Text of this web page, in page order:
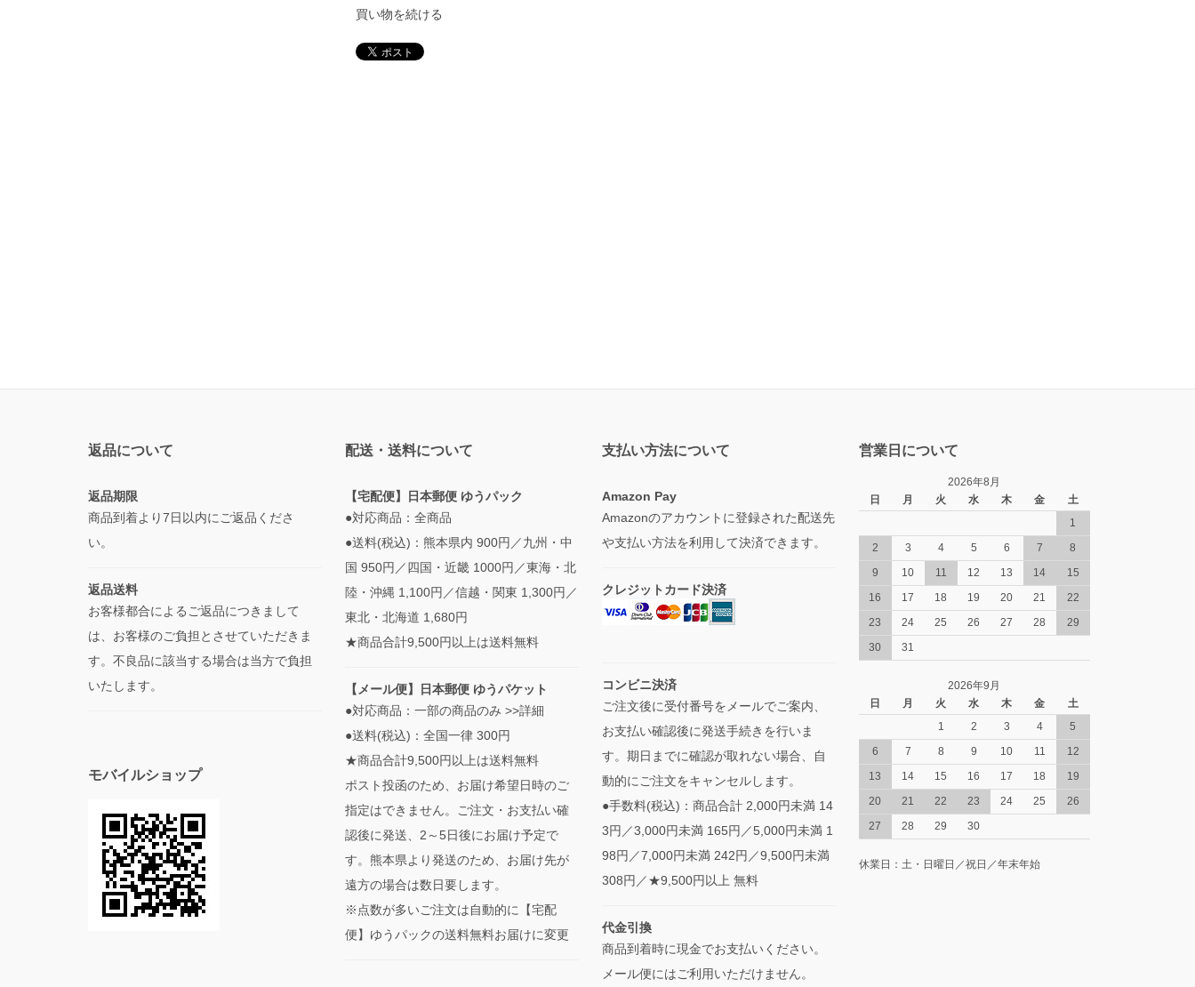
買い物を続ける
返品について
返品期限
商品到着より7日以内にご返品くださ
い。
返品送料
お客様都合によるご返品につきまして
は、お客様のご負担とさせていただきま
す。不良品に該当する場合は当方で負担
いたします。
配送・送料について
【宅配便】日本郵便 ゆうパック
●対応商品：全商品
●送料(税込)：熊本県内 900円／九州・中
国 950円／四国・近畿 1000円／東海・北
陸・沖縄 1,100円／信越・関東 1,300円／
東北・北海道 1,680円
★商品合計9,500円以上は送料無料
【メール便】日本郵便 ゆうパケット
●対応商品：一部の商品のみ >>詳細
●送料(税込)：全国一律 300円
★商品合計9,500円以上は送料無料
ポスト投函のため、お届け希望日時のご
指定はできません。ご注文・お支払い確
認後に発送、2～5日後にお届け予定で
す。熊本県より発送のため、お届け先が
遠方の場合は数日要します。
※点数が多いご注文は自動的に【宅配
便】ゆうパックの送料無料お届けに変更
支払い方法について
Amazon Pay
Amazonのアカウントに登録された配送先
や支払い方法を利用して決済できます。
クレジットカード決済
コンビニ決済
ご注文後に受付番号をメールでご案内、
お支払い確認後に発送手続きを行いま
す。期日までに確認が取れない場合、自
動的にご注文をキャンセルします。
●手数料(税込)：商品合計 2,000円未満 14
3円／3,000円未満 165円／5,000円未満 1
98円／7,000円未満 242円／9,500円未満
308円／★9,500円以上 無料
代金引換
商品到着時に現金でお支払いください。
メール便にはご利用いただけません。
営業日について
2026年8月
日
月 火 水 木 金
土
1
2
3 4 5 6 7
8
9
10 11 12 13 14
15
16
17 18 19 20 21
22
23
24 25 26 27 28
29
30
31
2026年9月
日
月 火 水 木 金
土
1
2 3 4
5
6
7 8 9 10 11
12
13
14 15 16 17 18
19
20
21 22 23 24 25
26
27
28 29 30
休業日：土・日曜日／祝日／年末年始
モバイルショップ